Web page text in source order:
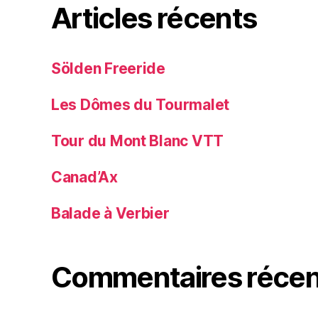
Articles récents
Sölden Freeride
Les Dômes du Tourmalet
Tour du Mont Blanc VTT
Canad’Ax
Balade à Verbier
Commentaires